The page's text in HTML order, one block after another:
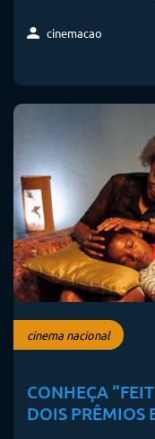
cinemacao
cinema nacional
CONHEÇA
DOIS PRÊMIOS